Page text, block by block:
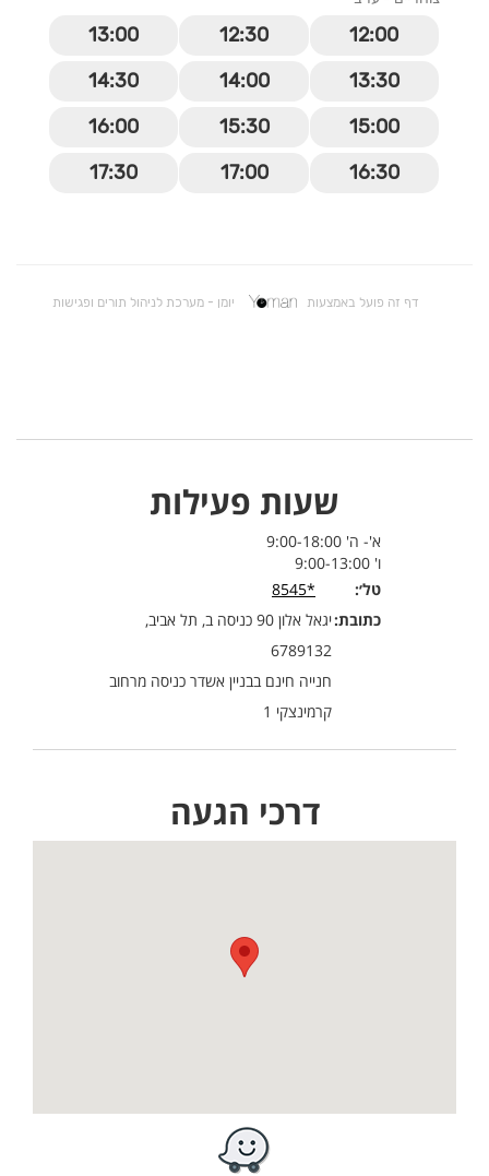
שעות פעילות
א'- ה' 9:00-18:00
ו' 9:00-13:00
טל׳:
*8545
כתובת:
יגאל אלון 90 כניסה ב, תל אביב,
6789132
חנייה חינם בבניין אשדר כניסה מרחוב
קרמינצקי 1
דרכי הגעה